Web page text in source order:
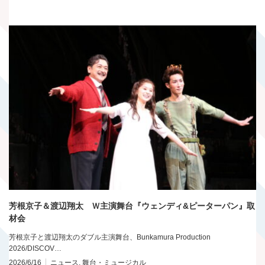
芳根京子＆渡辺翔太 Ｗ主演舞台『ウェンディ&ピーターパン』取
材会
芳根京子と渡辺翔太のダブル主演舞台、Bunkamura Production
2026/DISCOV…
2026/6/16
ニュース, 舞台・ミュージカル